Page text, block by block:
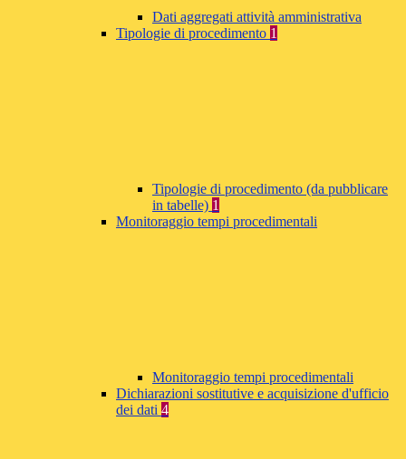
Dati aggregati attività amministrativa
Tipologie di procedimento 1
Tipologie di procedimento (da pubblicare
in tabelle) 1
Monitoraggio tempi procedimentali
Monitoraggio tempi procedimentali
Dichiarazioni sostitutive e acquisizione d'ufficio
dei dati 4